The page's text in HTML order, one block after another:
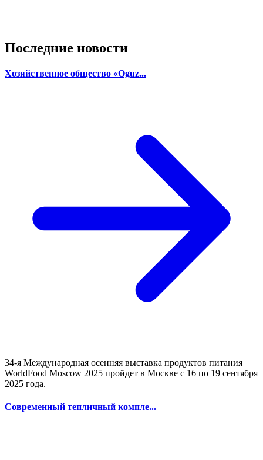
Последние новости
Хозяйственное общество «Oguz...
34-я Международная осенняя выставка продуктов питания
WorldFood Moscow 2025 пройдет в Москве с 16 по 19 сентября
2025 года.
Современный тепличный компле...